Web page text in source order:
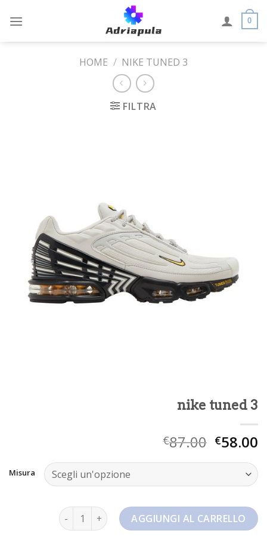
0
HOME / NIKE TUNED 3
FILTRA
nike tuned 3
€87.00 €58.00
Misura
nike tuned 3 quantitàAGGIUNGI AL CARRELLO